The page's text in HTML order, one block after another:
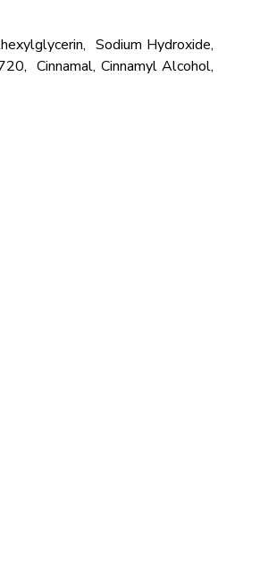
Sodium Hydroxide,
Cinnamal, Cinnamyl Alcohol,